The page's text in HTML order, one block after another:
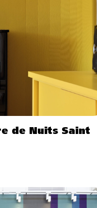
de Nuits Saint